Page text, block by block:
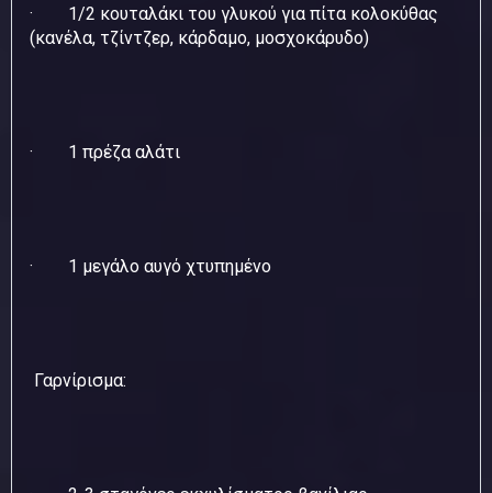
· 1/2 κουταλάκι του γλυκού για πίτα κολοκύθας
(κανέλα, τζίντζερ, κάρδαμο, μοσχοκάρυδο)
· 1 πρέζα αλάτι
· 1 μεγάλο αυγό χτυπημένο
Γαρνίρισμα: